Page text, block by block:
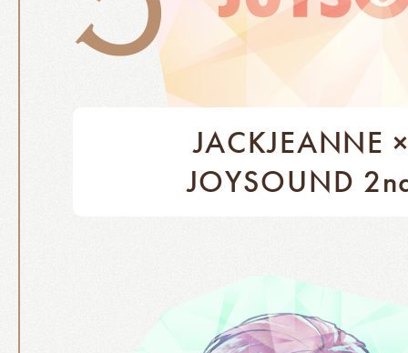
JACKJEANNE
JOYSOUND